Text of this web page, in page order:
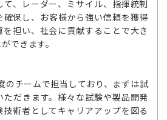
、レーダー、ミサイル、指揮統制
確保し、お客様から強い信頼を獲得
を担い、社会に貢献することで大き
できます。
のチームで担当しており、まずは試
だきます。様々な試験や製品開発
術者としてキャリアアップを図る